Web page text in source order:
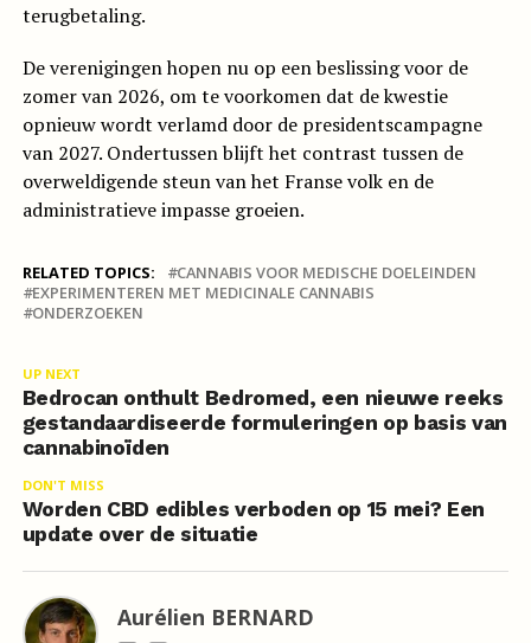
terugbetaling.
De verenigingen hopen nu op een beslissing voor de
zomer van 2026, om te voorkomen dat de kwestie
opnieuw wordt verlamd door de presidentscampagne
van 2027. Ondertussen blijft het contrast tussen de
overweldigende steun van het Franse volk en de
administratieve impasse groeien.
RELATED TOPICS:
CANNABIS VOOR MEDISCHE DOELEINDEN
EXPERIMENTEREN MET MEDICINALE CANNABIS
ONDERZOEKEN
UP NEXT
Bedrocan onthult Bedromed, een nieuwe reeks
gestandaardiseerde formuleringen op basis van
cannabinoïden
DON'T MISS
Worden CBD edibles verboden op 15 mei? Een
update over de situatie
Aurélien BERNARD